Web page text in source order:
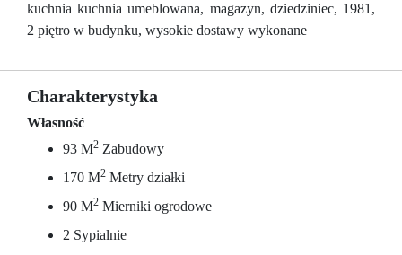
kuchnia kuchnia umeblowana, magazyn, dziedziniec, 1981,
2 piętro w budynku, wysokie dostawy wykonane
Charakterystyka
Własność
93 M2 Zabudowy
170 M2 Metry działki
90 M2 Mierniki ogrodowe
2 Sypialnie